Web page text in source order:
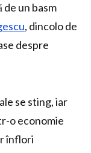
de un basm
, dincolo de
despre
se sting, iar
o economie
înflori